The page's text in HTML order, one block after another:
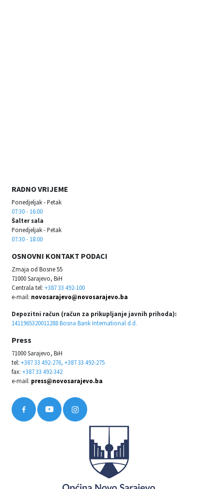
RADNO VRIJEME
Ponedjeljak - Petak
07:30 - 16:00
Šalter sala
Ponedjeljak - Petak
07:30 - 18:00
OSNOVNI KONTAKT PODACI
Zmaja od Bosne 55
71000 Sarajevo, BiH
Centrala tel: +387 33 492-100
e-mail: novosarajevo@novosarajevo.ba
Depozitni račun (račun za prikupljanje javnih prihoda):
1411965320011288 Bosna Bank International d.d.
Press
71000 Sarajevo, BiH
tel: +387 33 492-276, +387 33 492-275
fax: +387 33 492-342
e-mail: press@novosarajevo.ba